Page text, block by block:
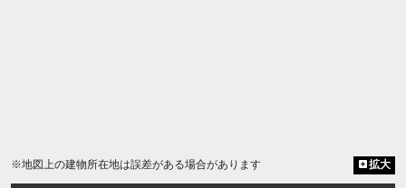
※地図上の建物所在地は誤差がある場合があります 拡大